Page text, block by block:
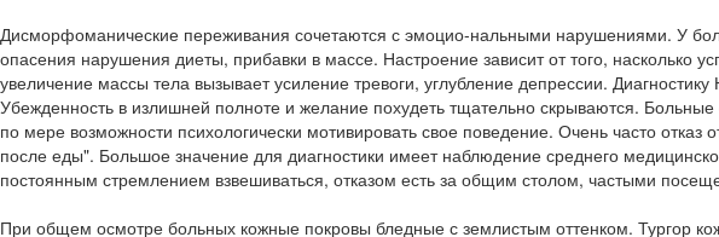
Дисморфоманические переживания сочетаются с эмоцио-нальными нарушениями. У
опасения нарушения диеты, прибавки в массе. Настроение зависит от того, насколько
увеличение массы тела вызывает усиление тревоги, углубление депрессии.
Убежденность в излишней полноте и желание похудеть тщательно скрываются.
по мере возможности психологически мотивировать свое поведение. Очень часто
после еды". Большое значение для диагностики имеет наблюдение среднего
постоянным стремлением взвешиваться, отказом есть за общим столом, частыми
При общем осмотре больных кожные покровы бледные с землистым оттенком. Тургор